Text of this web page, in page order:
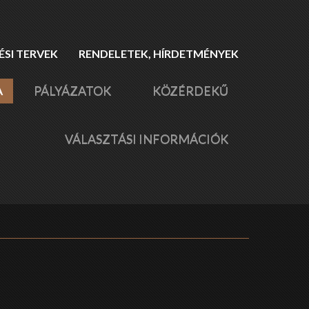
TERVEK RENDELETEK, HÍRDETMÉNYEK
PÁLYÁZATOK KÖZÉRDEKŰ
VÁLASZTÁSI INFORMÁCIÓK